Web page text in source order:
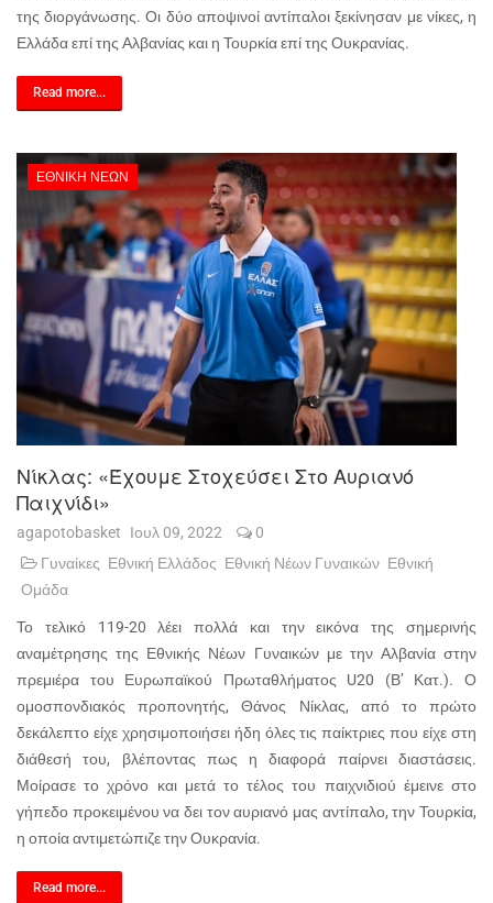
της διοργάνωσης. Οι δύο αποψινοί αντίπαλοι ξεκίνησαν με νίκες, η
Ελλάδα επί της Αλβανίας και η Τουρκία επί της Ουκρανίας.
Read more...
ΕΘΝΙΚΉ ΝΈΩΝ
Νίκλας: «Έχουμε Στοχεύσει Στο Αυριανό
Παιχνίδι»
agapotobasket Ιουλ 09, 2022
0
Γυναίκες Εθνική Ελλάδος Εθνική Νέων Γυναικών Εθνική
Ομάδα
Το τελικό 119-20 λέει πολλά και την εικόνα της σημερινής
αναμέτρησης της Εθνικής Νέων Γυναικών με την Αλβανία στην
πρεμιέρα του Ευρωπαϊκού Πρωταθλήματος U20 (Β’ Κατ.). Ο
ομοσπονδιακός προπονητής, Θάνος Νίκλας, από το πρώτο
δεκάλεπτο είχε χρησιμοποιήσει ήδη όλες τις παίκτριες που είχε στη
διάθεσή του, βλέποντας πως η διαφορά παίρνει διαστάσεις.
Μοίρασε το χρόνο και μετά το τέλος του παιχνιδιού έμεινε στο
γήπεδο προκειμένου να δει τον αυριανό μας αντίπαλο, την Τουρκία,
η οποία αντιμετώπιζε την Ουκρανία.
Read more...